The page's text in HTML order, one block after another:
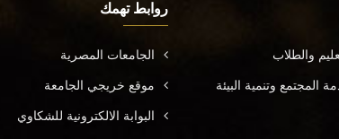
والطلاب
المجتمع وتنمية البيئة
روابط تهمك
الجامعات المصرية
موقع خريجي الجامعة
البوابة الالكترونية للشكاوي